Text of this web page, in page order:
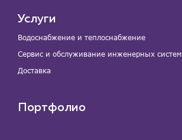
Услуги
Водоснабжение и теплоснабжение
Сервис и обслуживание инженерных систем
Доставка
Портфолио